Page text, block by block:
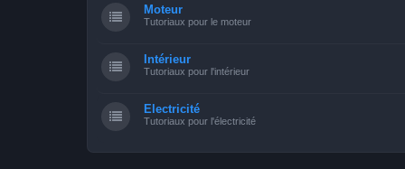
Moteur
Tutoriaux pour le moteur
Intérieur
Tutoriaux pour l'intérieur
Electricité
Tutoriaux pour l'électricité